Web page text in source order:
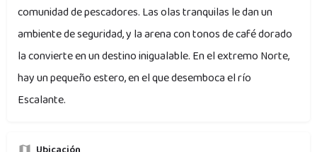
comunidad de pescadores. Las olas tranquilas le dan un
ambiente de seguridad, y la arena con tonos de café dorado
la convierte en un destino inigualable. En el extremo Norte,
hay un pequeño estero, en el que desemboca el río
Escalante.